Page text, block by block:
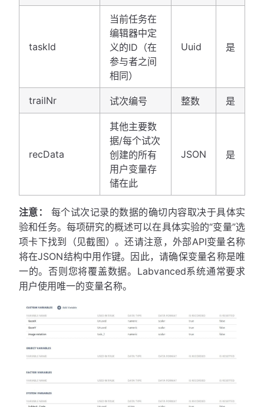
taskId
当前任务在
编辑器中定
义的ID（在
参与者之间
相同）
Uuid 是
trailNr 试次编号 整数 是
recData
其他主要数
据/每个试次
创建的所有
用户变量存
储在此
JSON 是
注意：
每个试次记录的数据的确切内容取决于具体实
验和任务。每项研究的概述可以在具体实验的“变量”选
项卡下找到（见截图）。还请注意，外部API变量名称
将在JSON结构中用作键。因此，请确保变量名称是唯
一的。否则您将覆盖数据。Labvanced系统通常要求
用户使用唯一的变量名称。